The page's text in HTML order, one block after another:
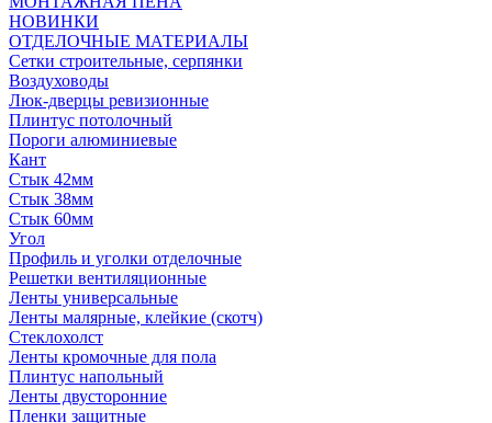
НОВИНКИ
ОТДЕЛОЧНЫЕ МАТЕРИАЛЫ
Сетки строительные, серпянки
Воздуховоды
Люк-дверцы ревизионные
Плинтус потолочный
Пороги алюминиевые
Кант
Стык 42мм
Стык 38мм
Стык 60мм
Угол
Профиль и уголки отделочные
Решетки вентиляционные
Ленты универсальные
Ленты малярные, клейкие (скотч)
Стеклохолст
Ленты кромочные для пола
Плинтус напольный
Ленты двусторонние
Пленки защитные